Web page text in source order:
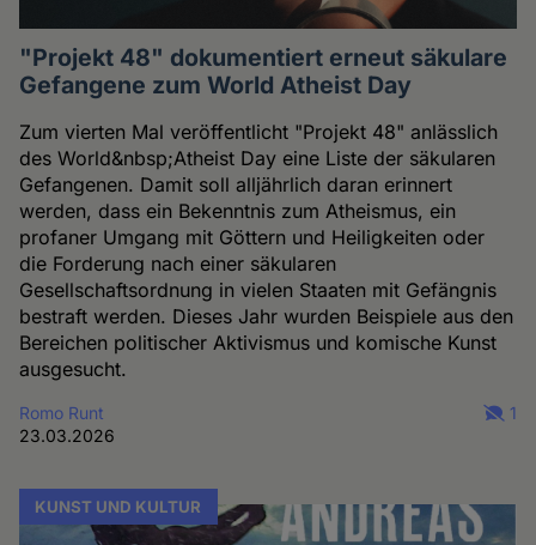
"Projekt 48" dokumentiert erneut säkulare
Gefangene zum World Atheist Day
Zum vierten Mal veröffentlicht "Projekt 48" anlässlich
des World&nbsp;Atheist Day eine Liste der säkularen
Gefangenen. Damit soll alljährlich daran erinnert
werden, dass ein Bekenntnis zum Atheismus, ein
profaner Umgang mit Göttern und Heiligkeiten oder
die Forderung nach einer säkularen
Gesellschaftsordnung in vielen Staaten mit Gefängnis
bestraft werden. Dieses Jahr wurden Beispiele aus den
Bereichen politischer Aktivismus und komische Kunst
ausgesucht.
Romo Runt
23.03.2026
1
KUNST UND KULTUR